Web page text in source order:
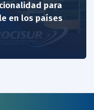
para
en los países